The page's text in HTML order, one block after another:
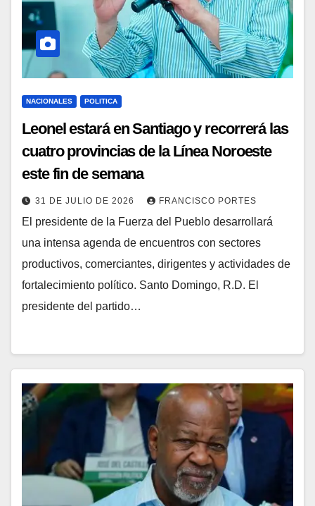
NACIONALES POLITICA
Leonel estará en Santiago y recorrerá las
cuatro provincias de la Línea Noroeste
este fin de semana
31 DE JULIO DE 2026 FRANCISCO PORTES
El presidente de la Fuerza del Pueblo desarrollará
una intensa agenda de encuentros con sectores
productivos, comerciantes, dirigentes y actividades de
fortalecimiento político. Santo Domingo, R.D. El
presidente del partido…